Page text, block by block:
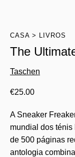
CASA LIVROS
The
Taschen
€25.00
A Sneaker
mundial dos
de 500 páginas
antologia